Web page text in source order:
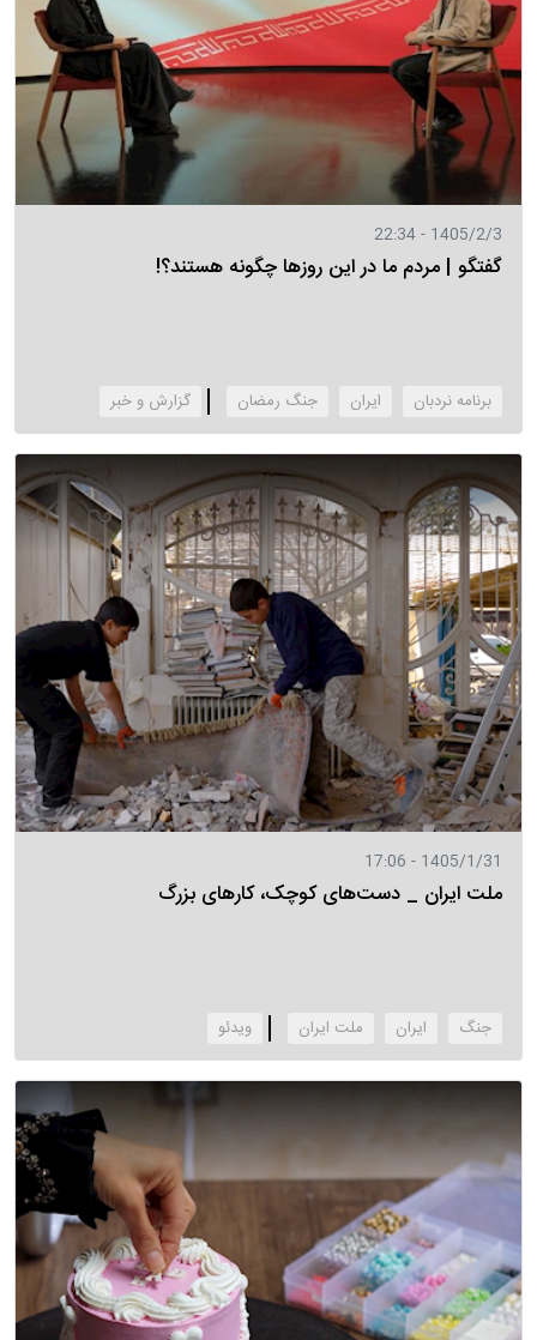
1405/2/3 - 22:34
گفتگو | مردم ما در این روزها چگونه هستند؟!
برنامه نردبان ایران جنگ رمضان ‌گزارش و خبر
1405/1/31 - 17:06
ملت ایران _ دست‌های کوچک، کارهای بزرگ
جنگ ایران ملت ایران ‌ویدئو